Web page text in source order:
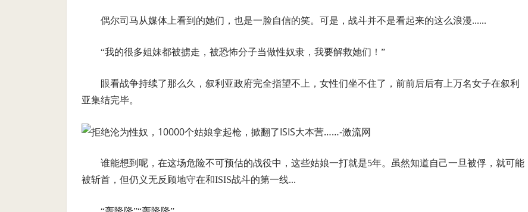
偶尔司马从媒体上看到的她们，也是一脸自信的笑。可是，战斗并不是看起来的这么浪漫......
“我的很多姐妹都被掳走，被恐怖分子当做性奴隶，我要解救她们！”
眼看战争持续了那么久，叙利亚政府完全指望不上，女性们坐不住了，前前后后有上万名女子在叙利
亚集结完毕。
谁能想到呢，在这场危险不可预估的战役中，这些姑娘一打就是5年。虽然知道自己一旦被俘，就可能
被斩首，但仍义无反顾地守在和ISIS战斗的第一线...